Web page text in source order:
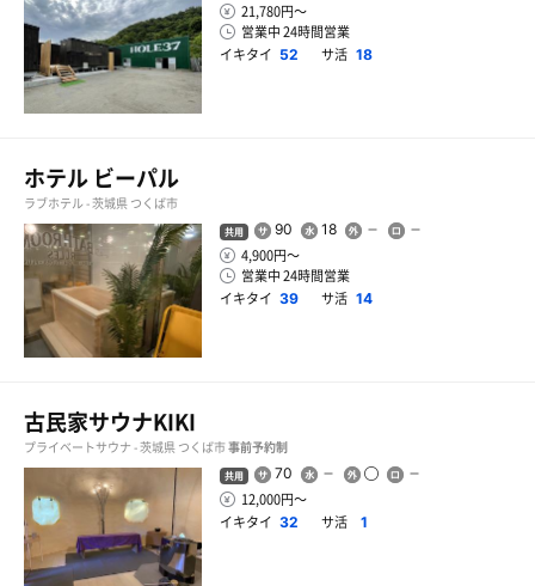
21,780円〜
営業中 24時間営業
イキタイ 52 サ活 18
ホテル ビーパル
ラブホテル - 茨城県 つくば市
共用 90 18
4,900円〜
営業中 24時間営業
イキタイ 39 サ活 14
古民家サウナKIKI
プライベートサウナ - 茨城県 つくば市事前予約制
共用 70
12,000円〜
イキタイ 32 サ活 1